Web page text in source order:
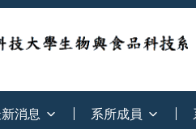
消息 系所成員